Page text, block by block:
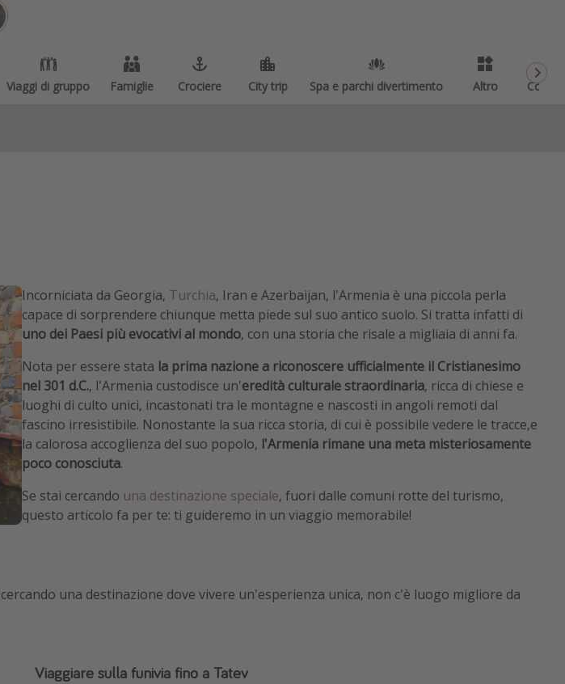
Viaggi di gruppo Famiglie Crociere City trip Spa e parchi divertimento Altro Codici
Incorniciata da Georgia, Turchia, Iran e Azerbaijan, l'Armenia è una piccola perla
capace di sorprendere chiunque metta piede sul suo antico suolo. Si tratta infatti di
uno dei Paesi più evocativi al mondo, con una storia che risale a migliaia di anni fa.
Nota per essere stata la prima nazione a riconoscere ufficialmente il Cristianesimo
nel 301 d.C., l'Armenia custodisce un'eredità culturale straordinaria, ricca di chiese e
luoghi di culto unici, incastonati tra le montagne e nascosti in angoli remoti dal
fascino irresistibile. Nonostante la sua ricca storia, di cui è possibile vedere le tracce,e
la calorosa accoglienza del suo popolo, l'Armenia rimane una meta misteriosamente
poco conosciuta.
Se stai cercando una destinazione speciale, fuori dalle comuni rotte del turismo,
questo articolo fa per te: ti guideremo in un viaggio memorabile!
una destinazione dove vivere un'esperienza unica, non c'è luogo migliore da
Viaggiare sulla funivia fino a Tatev